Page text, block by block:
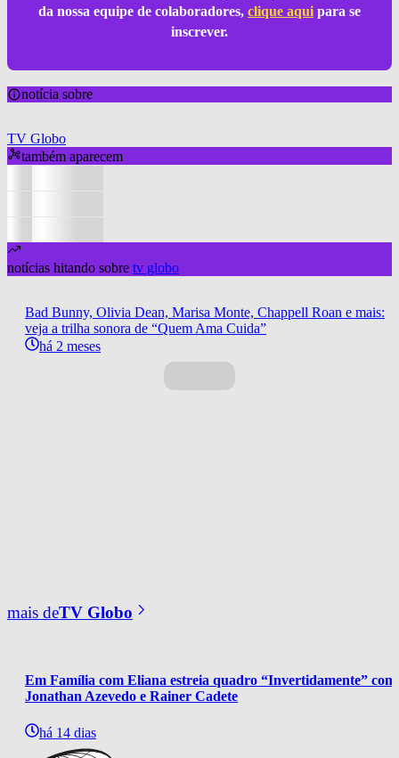
da nossa equipe de colaboradores, clique aqui para se
inscrever.
notícia sobre
TV Globo
também aparecem
notícias hitando sobre tv globo
Bad Bunny, Olivia Dean, Marisa Monte, Chappell Roan e mais:
veja a trilha sonora de “Quem Ama Cuida”
há 2 meses
mais deTV Globo
Em Família com Eliana estreia quadro “Invertidamente” com
Jonathan Azevedo e Rainer Cadete
há 14 dias